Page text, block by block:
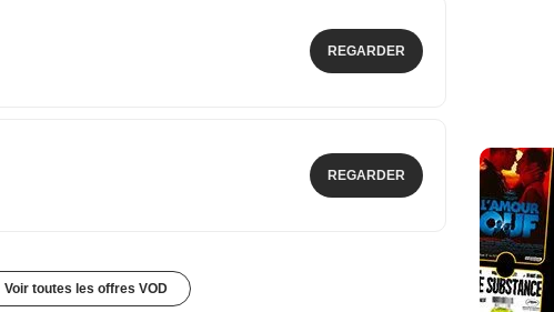
REGARDER
REGARDER
Voir toutes les offres VOD